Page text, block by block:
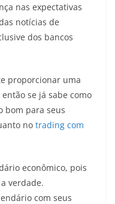
nas expectativas
notícias de
dos bancos
proporcionar uma
se já sabe como
bom para seus
no trading com
econômico, pois
verdade.
com seus